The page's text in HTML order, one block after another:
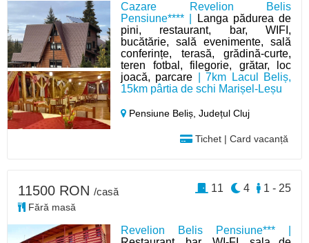
Cazare Revelion Belis
Pensiune**** |
Langa pădurea de
pini, restaurant, bar, WIFI,
bucătărie, sală evenimente, sală
conferințe, terasă, grădină-curte,
teren fotbal, filegorie, grătar, loc
joacă, parcare | 7km Lacul Beliș,
15km pârtia de schi Marișel-Leșu
Pensiune Beliș,Județul Cluj
Tichet | Card vacanță
Revelion Belis Pensiune*** |
11500 RON /casă
Fără masă
1 - 25
4
11